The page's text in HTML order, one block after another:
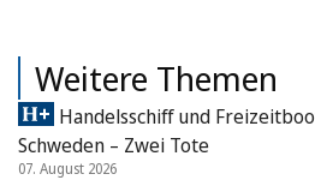
Weitere Themen
Handelsschiff und
Schweden – Zwei Tote
07. August 2026